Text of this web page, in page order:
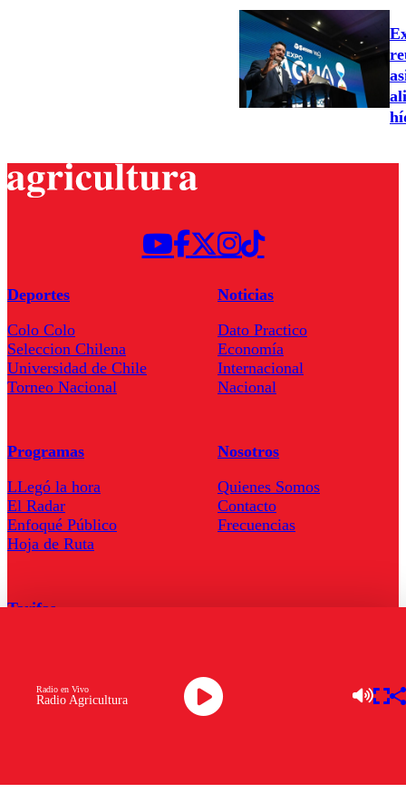
Radio Agricultura
Radio en Vivo
Deportes
Colo Colo
Seleccion Chilena
Universidad de Chile
Torneo Nacional
Noticias
Dato Practico
Economía
Internacional
Nacional
Programas
LLegó la hora
El Radar
Enfoqué Público
Hoja de Ruta
Nosotros
Quienes Somos
Contacto
Frecuencias
Tarifas
Descarga la APP